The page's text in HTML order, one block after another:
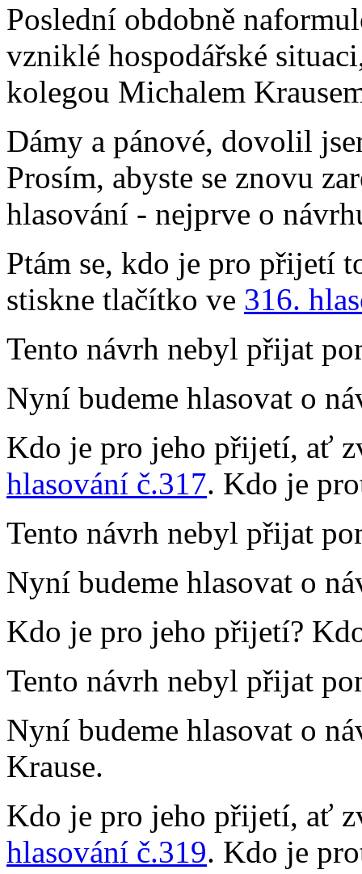
Poslední obdobně
vzniklé hospodářské
kolegou Michalem
Dámy a pánové, dovolil
Prosím, abyste se znovu
hlasování - nejprve o
Ptám se, kdo je pro přijetí
stiskne tlačítko ve 316.
Tento návrh nebyl přijat
Nyní budeme hlasovat o
Kdo je pro jeho přijetí, ať
hlasování č.317. Kdo je
Tento návrh nebyl přijat
Nyní budeme hlasovat o
Kdo je pro jeho přijetí?
Tento návrh nebyl přijat
Nyní budeme hlasovat o
Krause.
Kdo je pro jeho přijetí, ať
hlasování č.319. Kdo je